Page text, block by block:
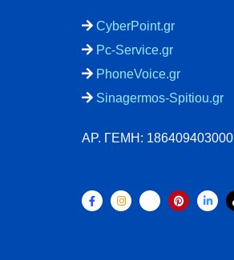
CyberPoint.gr
Pc-Service.gr
PhoneVoice.gr
Sinagermos-Spitiou.gr
ΑΡ. ΓΕΜΗ: 186409403000